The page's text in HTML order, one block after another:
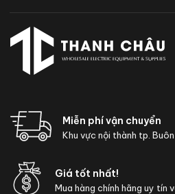
Miễn phí vận chuyển
Khu vực nội thành tp.
Giá tốt nhất!
Mua hàng chính hãng uy tín